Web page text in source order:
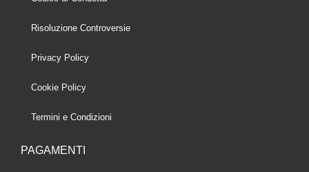
Risoluzione Controversie
Privacy Policy
Cookie Policy
Termini e Condizioni
PAGAMENTI